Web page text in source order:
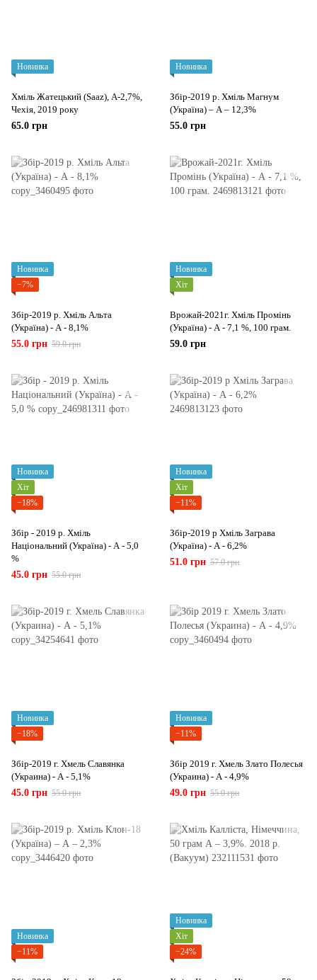
Новинка
Хміль Жатецький (Saaz), А-2,7%,
Чехія, 2019 року
65.0 грн
Новинка
Збір-2019 р. Хміль Магнум
(Україна) – А – 12,3%
55.0 грн
Новинка
−7%
Збір-2019 р. Хміль Альта
(Україна) - А - 8,1%
55.0 грн 59.0 грн
Новинка
Хіт
Врожай-2021г. Хміль Промінь
(Україна) - А - 7,1 %, 100 грам.
59.0 грн
Новинка
Хіт
−18%
Збір - 2019 р. Хміль
Національний (Україна) - А - 5,0
%
45.0 грн 55.0 грн
Новинка
Хіт
−11%
Збір-2019 р Хміль Заграва
(Україна) - А - 6,2%
51.0 грн 57.0 грн
Новинка
−18%
Збір-2019 г. Хмель Славянка
(Украина) - А - 5,1%
45.0 грн 55.0 грн
Новинка
−11%
Збір 2019 г. Хмель Злато Полесья
(Украина) - А - 4,9%
49.0 грн 55.0 грн
Новинка
−11%
Новинка
Хіт
−24%